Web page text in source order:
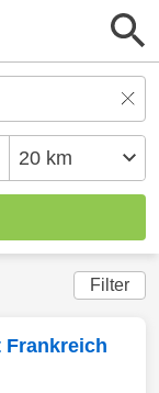
Filter
Frankreich